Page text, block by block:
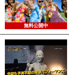
無料公開中